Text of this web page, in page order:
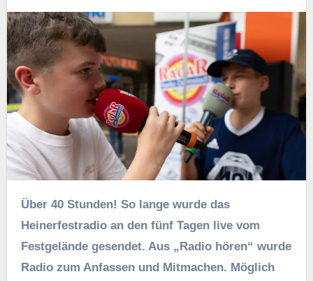
Über 40 Stunden! So lange wurde das
Heinerfestradio an den fünf Tagen live vom
Festgelände gesendet. Aus „Radio hören“ wurde
Radio zum Anfassen und Mitmachen. Möglich